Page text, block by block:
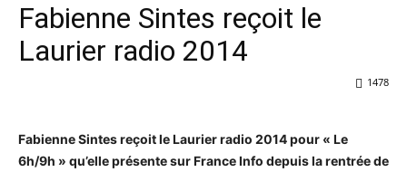
Fabienne Sintes reçoit le
Laurier radio 2014
1478
Fabienne Sintes reçoit le Laurier radio 2014 pour « Le
6h/9h » qu’elle présente sur France Info depuis la rentrée de